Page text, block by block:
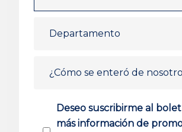
Deseo suscribirme al
más información de